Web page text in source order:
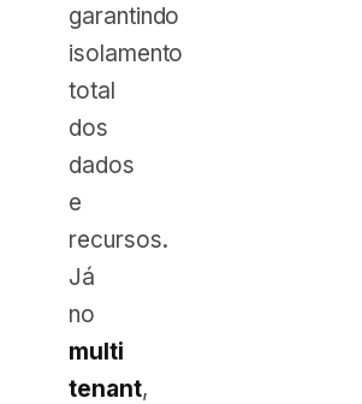
garantindo
isolamento
total
dos
dados
e
recursos.
Já
no
multi
tenant,